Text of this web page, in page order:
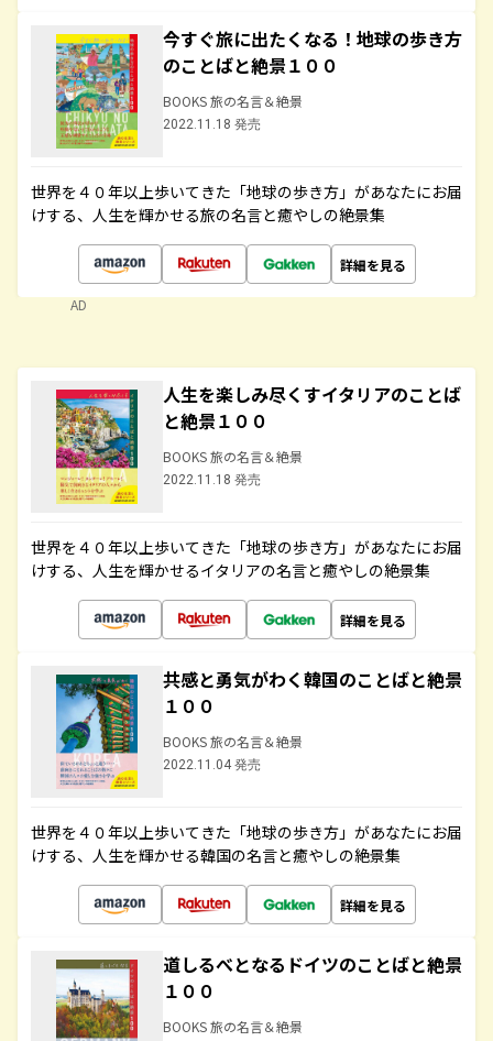
今すぐ旅に出たくなる！地球の歩き方
のことばと絶景１００
BOOKS 旅の名言＆絶景
2022.11.18 発売
世界を４０年以上歩いてきた「地球の歩き方」があなたにお届
けする、人生を輝かせる旅の名言と癒やしの絶景集
詳細を見る
AD
人生を楽しみ尽くすイタリアのことば
と絶景１００
BOOKS 旅の名言＆絶景
2022.11.18 発売
世界を４０年以上歩いてきた「地球の歩き方」があなたにお届
けする、人生を輝かせるイタリアの名言と癒やしの絶景集
詳細を見る
共感と勇気がわく韓国のことばと絶景
１００
BOOKS 旅の名言＆絶景
2022.11.04 発売
世界を４０年以上歩いてきた「地球の歩き方」があなたにお届
けする、人生を輝かせる韓国の名言と癒やしの絶景集
詳細を見る
道しるべとなるドイツのことばと絶景
１００
BOOKS 旅の名言＆絶景